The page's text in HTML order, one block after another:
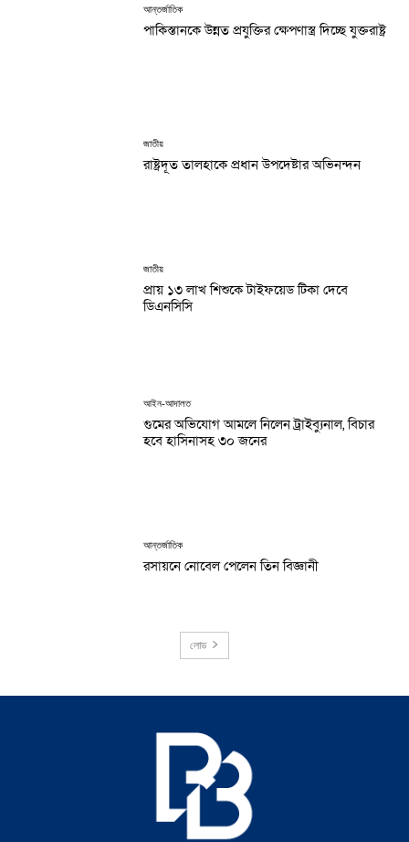
আন্তর্জাতিক
পাকিস্তানকে উন্নত প্রযুক্তির ক্ষেপণাস্ত্র দিচ্ছে যুক্তরাষ্ট্র
জাতীয়
রাষ্ট্রদূত তালহাকে প্রধান উপদেষ্টার অভিনন্দন
জাতীয়
প্রায় ১৩ লাখ শিশুকে টাইফয়েড টিকা দেবে
ডিএনসিসি
আইন-আদালত
গুমের অভিযোগ আমলে নিলেন ট্রাইব্যুনাল, বিচার
হবে হাসিনাসহ ৩০ জনের
আন্তর্জাতিক
রসায়নে নোবেল পেলেন তিন বিজ্ঞানী
লোড